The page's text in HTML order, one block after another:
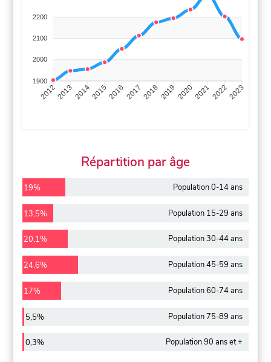
2200
2100
2000
1900
201220132014201520162017 20182019 2020202120222023
Répartition par âge
19% Population 0-14 ans
13,5% Population 15-29 ans
20,1% Population 30-44 ans
24,6% Population 45-59 ans
17% Population 60-74 ans
5,5% Population 75-89 ans
0,3% Population 90 ans et +